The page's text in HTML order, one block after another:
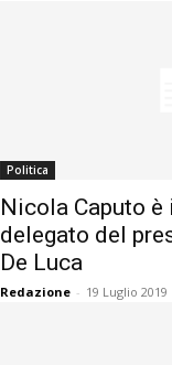
Politica
Nicola Caputo
delegato del
De Luca
Redazione - 19 Luglio 2019